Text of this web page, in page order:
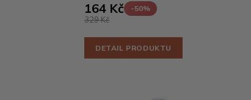
164 Kč -50%
329 Kč
DETAIL PRODUKTU